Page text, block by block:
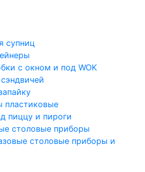
супниц
с окном и под WOK
пластиковые
пиццу и пироги
столовые приборы
столовые приборы и